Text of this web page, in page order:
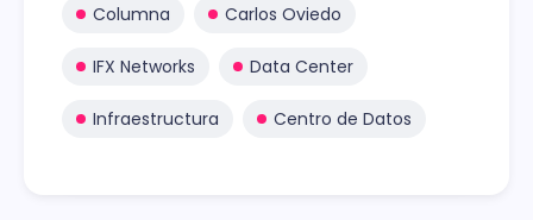
Columna Carlos Oviedo
IFX Networks Data Center
Infraestructura Centro de Datos